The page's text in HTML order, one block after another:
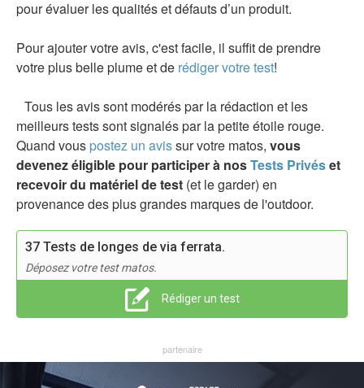
pour évaluer les qualités et défauts d’un produit.
Pour ajouter votre avis, c'est facile, il suffit de prendre
votre plus belle plume et de rédiger votre test!
Tous les avis sont modérés par la rédaction et les
meilleurs tests sont signalés par la petite étoile rouge.
Quand vous postez un avissur votre matos, vous
devenez éligible pour participer à nosTests Privéset
recevoir du matériel de test (et le garder) en
provenance des plus grandes marques de l'outdoor.
37 Tests de longes de via ferrata.
Déposez votre test matos.
Rédiger un test